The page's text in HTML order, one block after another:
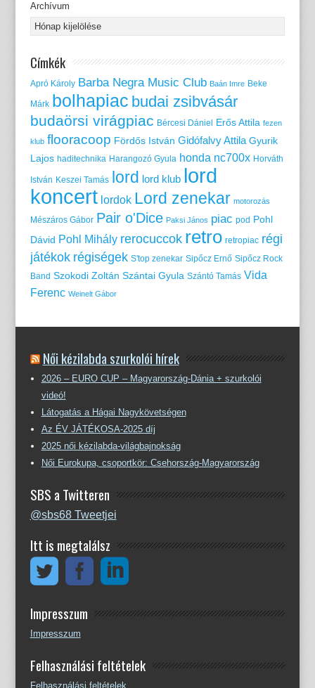
Archívum
Címkék
Apró Károly Barba Negra Music Club Baán Imre Beke
Márk bolhapiac budai zsibvásár
budaörsi virágpiac Bércesi Dániel Erős Attila fezen
klub flooracoop Fördős István Gidófalvy Attila Gyurik
Lajos haditechnika Harangozó Gyula honda nc700x Horváth
István Keszei Tamás lord lord klub lord
koncert lordok Lord zenekar motorozás
Mészáros Gábor Pair o'Dice Paksi János piac pod Pohl
Dávid Pohl Mihály rerocuccok retro retropiac régi
játékok régiségek S'top zenekar Sipőcz Ernő Sipőcz Rock
Band Szokodi Zoltán Szántai Gyula Szántó Tamás Vida
Ferenc Weinelt Gábor
Női kézilabda szurkolói hírek
2026 – EURO CUP – Magyarország-Dánia + szurkolói
videó!
Látogatás a Hágai Nagykövetségen
Az ÉV JÁTÉKOSA-2025 díj
2025 női kézilabda-világbajnokság
Női Eurokupa, csoportkör: Csehország-Magyarország
SBS a Twitteren
@sbs68 Tweetjei
Itt is megtalálsz
Impresszum
Impresszum
Felhasználási feltételek
Felhasználási feltételek